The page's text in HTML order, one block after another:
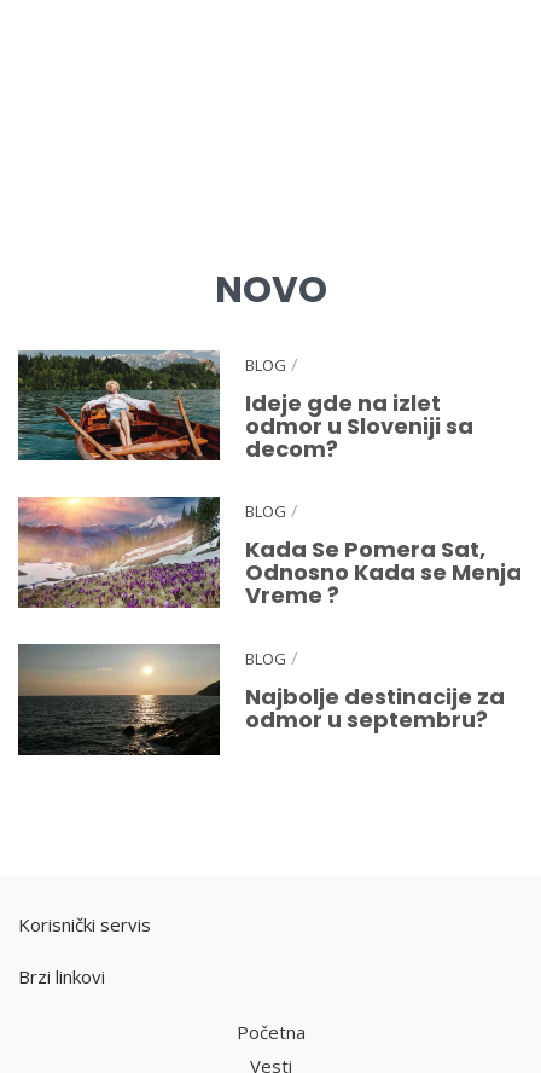
NOVO
BLOG /
Ideje gde na izlet
odmor u Sloveniji sa
decom?
BLOG /
Kada Se Pomera Sat,
Odnosno Kada se Menja
Vreme ?
BLOG /
Najbolje destinacije za
odmor u septembru?
Korisnički servis
Brzi linkovi
Početna
Vesti